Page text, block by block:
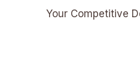
Your Competitive